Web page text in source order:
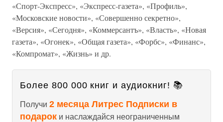
«Спорт-Экспресс», «Экспресс-газета», «Профиль»,
«Московские новости», «Совершенно секретно»,
«Версия», «Сегодня», «Коммерсантъ», «Власть», «Новая
газета», «Огонек», «Общая газета», «Форбс», «Финанс»,
«Компромат», «Жизнь» и др.
Более 800 000 книг и аудиокниг! 📚
Получи 2 месяца Литрес Подписки в
подарок и наслаждайся неограниченным